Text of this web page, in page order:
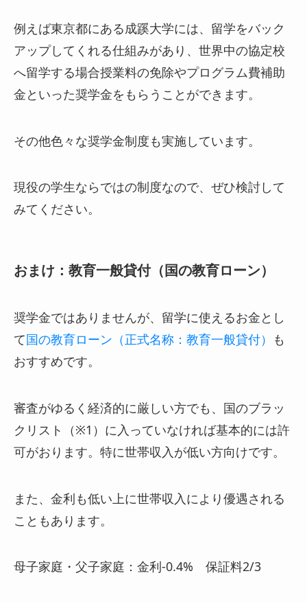
例えば東京都にある成蹊大学には、留学をバック
アップしてくれる仕組みがあり、世界中の協定校
へ留学する場合授業料の免除やプログラム費補助
金といった奨学金をもらうことができます。
その他色々な奨学金制度も実施しています。
現役の学生ならではの制度なので、ぜひ検討して
みてください。
おまけ：教育一般貸付（国の教育ローン）
奨学金ではありませんが、留学に使えるお金とし
て国の教育ローン（正式名称：教育一般貸付） も
おすすめです。
審査がゆるく経済的に厳しい方でも、国のブラッ
クリスト（※1）に入っていなければ基本的には許
可がおります。特に世帯収入が低い方向けです。
また、金利も低い上に世帯収入により優遇される
こともあります。
母子家庭・父子家庭：金利-0.4% 保証料2/3